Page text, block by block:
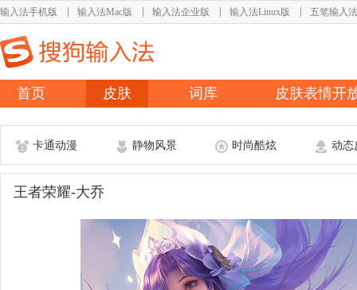
输入法手机版 输入法Mac版 输入法企业版 输入法Linux版 五笔输入法
首页 皮肤 词库 皮肤表情开
卡通动漫 静物风景 时尚酷炫 动态
王者荣耀-大乔